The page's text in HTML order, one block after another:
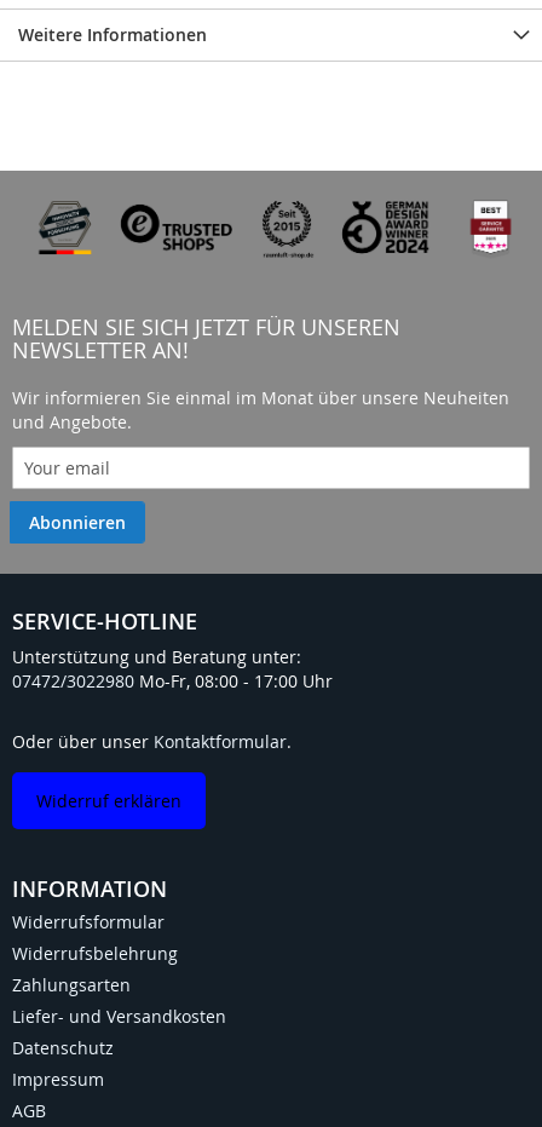
Weitere Informationen
MELDEN SIE SICH JETZT FÜR UNSEREN
NEWSLETTER AN!
Wir informieren Sie einmal im Monat über unsere Neuheiten
und Angebote.
Abonnieren
SERVICE-HOTLINE
Unterstützung und Beratung unter:
07472/3022980 Mo-Fr, 08:00 - 17:00 Uhr
Oder über unser Kontaktformular.
Widerruf erklären
INFORMATION
Widerrufsformular
Widerrufsbelehrung
Zahlungsarten
Liefer- und Versandkosten
Datenschutz
Impressum
AGB